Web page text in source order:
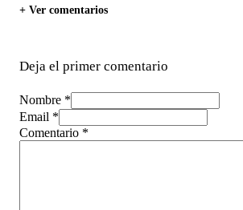
+ Ver comentarios
Deja el primer comentario
Nombre *
Email *
Comentario *